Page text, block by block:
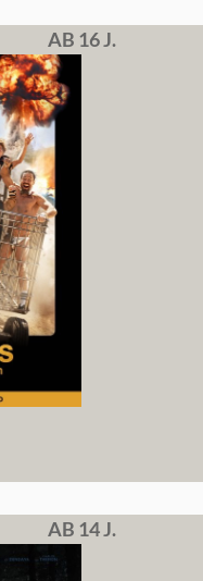
AB 16 J.
AB 14 J.